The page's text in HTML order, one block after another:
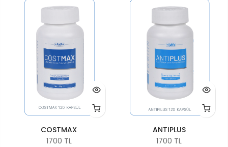
COSTMAX
1700 TL
ANTIPLUS
1700 TL